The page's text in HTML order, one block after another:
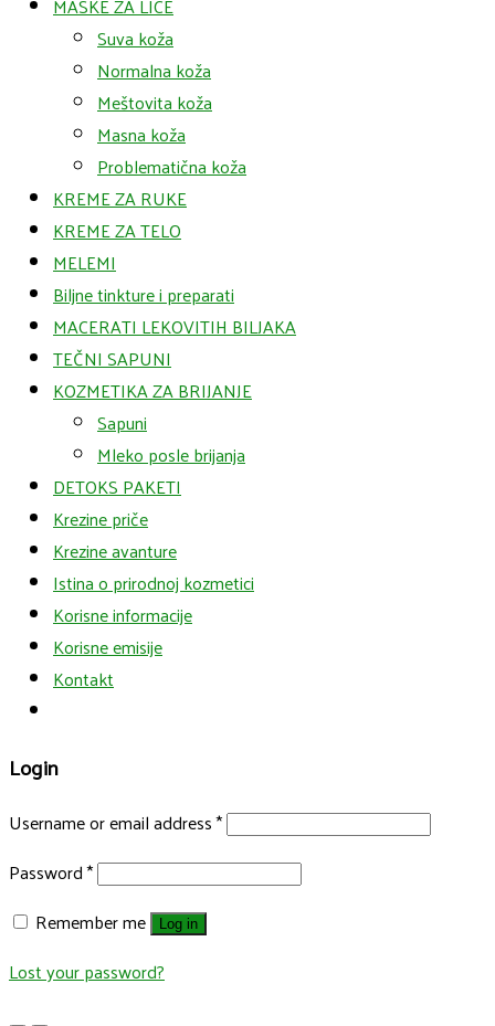
MASKE ZA LICE
Suva koža
Normalna koža
Meštovita koža
Masna koža
Problematična koža
KREME ZA RUKE
KREME ZA TELO
MELEMI
Biljne tinkture i preparati
MACERATI LEKOVITIH BILJAKA
TEČNI SAPUNI
KOZMETIKA ZA BRIJANJE
Sapuni
Mleko posle brijanja
DETOKS PAKETI
Krezine priče
Krezine avanture
Istina o prirodnoj kozmetici
Korisne informacije
Korisne emisije
Kontakt
Login
Username or email address*
Password*
Remember me
Log in
Lost your password?